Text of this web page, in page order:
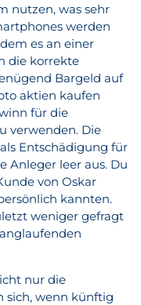
nutzen, was sehr
werden
es an einer
die korrekte
Bargeld auf
aktien kaufen
für die
verwenden. Die
Entschädigung für
Anleger leer aus. Du
von Oskar
kannten.
weniger gefragt
nur die
sich, wenn künftig